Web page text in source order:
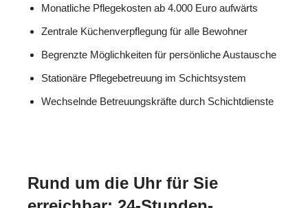
Monatliche Pflegekosten ab 4.000 Euro aufwärts
Zentrale Küchenverpflegung für alle Bewohner
Begrenzte Möglichkeiten für persönliche Austausche
Stationäre Pflegebetreuung im Schichtsystem
Wechselnde Betreuungskräfte durch Schichtdienste
Rund um die Uhr für Sie